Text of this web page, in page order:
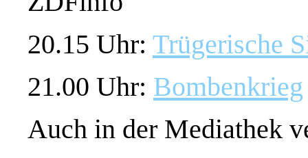
20.15 Uhr: Trügerische
21.00 Uhr: Bombenkrieg
Auch in der Mediathek